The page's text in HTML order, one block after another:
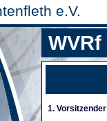
e.V.
WVRf
1.